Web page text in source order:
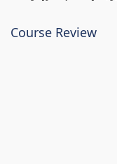
Course Review